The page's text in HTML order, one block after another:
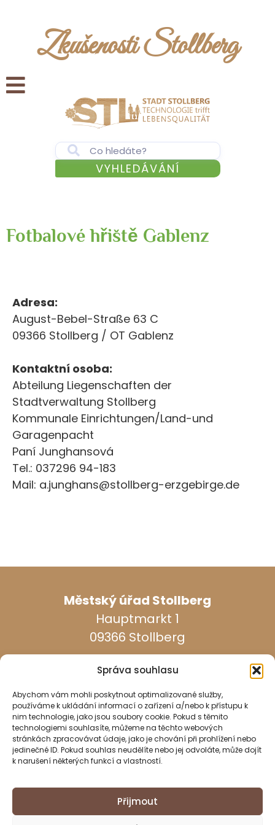
Správa souhlasu
Abychom vám mohli poskytnout optimalizované služby,
používáme k ukládání informací o zařízení a/nebo k přístupu k
nim technologie, jako jsou soubory cookie. Pokud s těmito
technologiemi souhlasíte, můžeme na těchto webových
stránkách zpracovávat údaje, jako je chování při prohlížení nebo
jedinečné ID. Pokud souhlas neudělíte nebo jej odvoláte, může dojít
k narušení některých funkcí a vlastností.
Přijmout
Zkušenosti Stollberg
VYHLEDÁVÁNÍ
Fotbalové hřiště Gablenz
Adresa:
August-Bebel-Straße 63 C
09366 Stollberg / OT Gablenz
Kontaktní osoba:
Abteilung Liegenschaften der
Stadtverwaltung Stollberg
Kommunale Einrichtungen/Land-und
Garagenpacht
Paní Junghansová
Tel.: 037296 94-183
Mail: a.junghans@stollberg-erzgebirge.de
Městský úřad Stollberg
Hauptmarkt 1
09366 Stollberg
dosažitelný ve všední dny:
037296 940
info@stollberg-erzgebirge.de